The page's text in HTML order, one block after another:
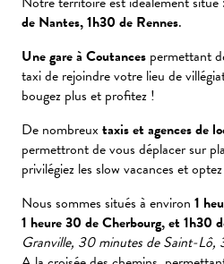
de Nantes, 1h30 de Rennes.
Une gare à Coutances permettant
taxi de rejoindre votre lieu de
bougez plus et profitez !
De nombreux taxis et agences de
permettront de vous déplacer sur
privilégiez les slow vacances et
Nous sommes situés à environ 1
1 heure 30 de Cherbourg, et 1h30
Granville, 30 minutes de Saint-Lô,